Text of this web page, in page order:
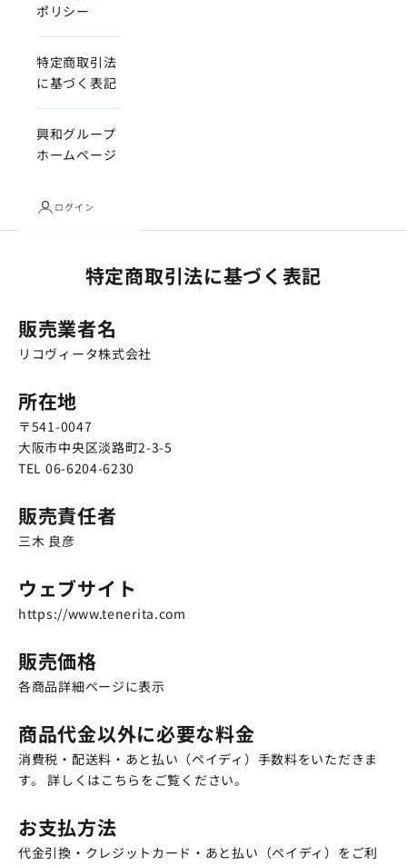
ポリシー
特定商取引法
に基づく表記
興和グループ
ホームページ
ログイン
特定商取引法に基づく表記
販売業者名
リコヴィータ株式会社
所在地
〒541-0047
大阪市中央区淡路町2-3-5
TEL 06-6204-6230
販売責任者
三木 良彦
ウェブサイト
https://www.tenerita.com
販売価格
各商品詳細ページに表示
商品代金以外に必要な料金
消費税・配送料・あと払い（ペイディ）手数料をいただきま
す。詳しくはこちらをご覧ください。
お支払方法
代金引換・クレジットカード・あと払い（ペイディ）をご利